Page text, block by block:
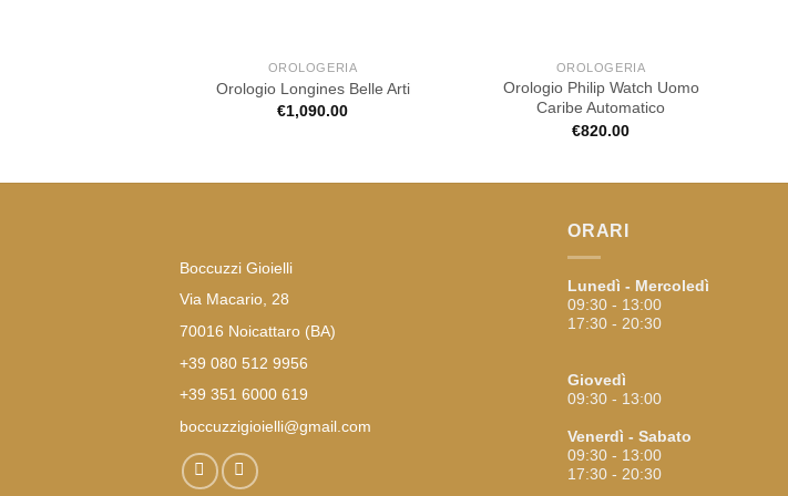
OROLOGERIA
Orologio Longines Belle Arti
€1,090.00
OROLOGERIA
Orologio Philip Watch Uomo
Caribe Automatico
€820.00
Boccuzzi Gioielli
Via Macario, 28
70016 Noicattaro (BA)
+39 080 512 9956
+39 351 6000 619
boccuzzigioielli@gmail.com
ORARI
Lunedì - Mercoledì
09:30 - 13:00
17:30 - 20:30
Giovedì
09:30 - 13:00
Venerdì - Sabato
09:30 - 13:00
17:30 - 20:30